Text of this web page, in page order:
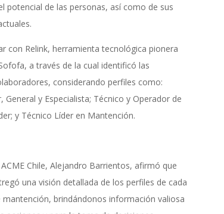
potencial de las personas, así como de sus
con Relink, herramienta tecnológica pionera
a través de la cual identificó las
considerando perfiles como:
General y Especialista; Técnico y Operador de
y Técnico Líder en Mantención.
Chile, Alejandro Barrientos, afirmó que
una visión detallada de los perfiles de cada
brindándonos información valiosa